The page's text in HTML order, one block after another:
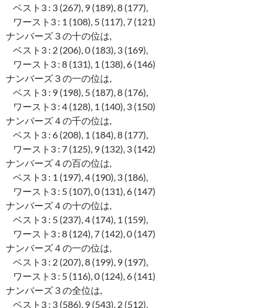
ベスト3 : 3 (267), 9 (189), 8 (177),
ワースト3 : 1 (108), 5 (117), 7 (121)
ナンバーズ３の十の位は,
ベスト3 : 2 (206), 0 (183), 3 (169),
ワースト3 : 8 (131), 1 (138), 6 (146)
ナンバーズ３の一の位は,
ベスト3 : 9 (198), 5 (187), 8 (176),
ワースト3 : 4 (128), 1 (140), 3 (150)
ナンバーズ４の千の位は,
ベスト3 : 6 (208), 1 (184), 8 (177),
ワースト3 : 7 (125), 9 (132), 3 (142)
ナンバーズ４の百の位は,
ベスト3 : 1 (197), 4 (190), 3 (186),
ワースト3 : 5 (107), 0 (131), 6 (147)
ナンバーズ４の十の位は,
ベスト3 : 5 (237), 4 (174), 1 (159),
ワースト3 : 8 (124), 7 (142), 0 (147)
ナンバーズ４の一の位は,
ベスト3 : 2 (207), 8 (199), 9 (197),
ワースト3 : 5 (116), 0 (124), 6 (141)
ナンバーズ３の全位は,
ベスト3 : 3 (586), 9 (543), 2 (512),